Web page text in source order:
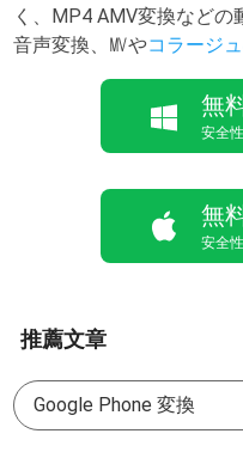
く、MP4 AMV変換などの
音声変換、㎹やコラージ
無
安全
無
安全
推薦文章
Google Phone 変換